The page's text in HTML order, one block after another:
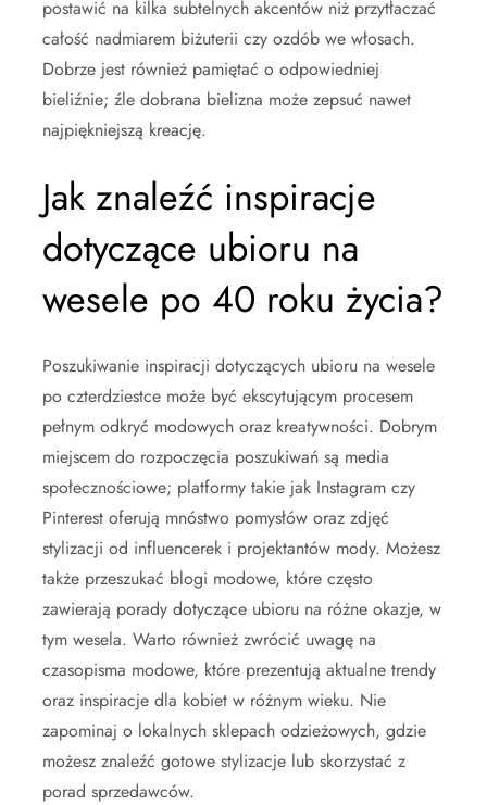
postawić na kilka subtelnych akcentów niż przytłaczać
całość nadmiarem biżuterii czy ozdób we włosach.
Dobrze jest również pamiętać o odpowiedniej
bieliźnie; źle dobrana bielizna może zepsuć nawet
najpiękniejszą kreację.
Jak znaleźć inspiracje
dotyczące ubioru na
wesele po 40 roku życia?
Poszukiwanie inspiracji dotyczących ubioru na wesele
po czterdziestce może być ekscytującym procesem
pełnym odkryć modowych oraz kreatywności. Dobrym
miejscem do rozpoczęcia poszukiwań są media
społecznościowe; platformy takie jak Instagram czy
Pinterest oferują mnóstwo pomysłów oraz zdjęć
stylizacji od influencerek i projektantów mody. Możesz
także przeszukać blogi modowe, które często
zawierają porady dotyczące ubioru na różne okazje, w
tym wesela. Warto również zwrócić uwagę na
czasopisma modowe, które prezentują aktualne trendy
oraz inspiracje dla kobiet w różnym wieku. Nie
zapominaj o lokalnych sklepach odzieżowych, gdzie
możesz znaleźć gotowe stylizacje lub skorzystać z
porad sprzedawców.